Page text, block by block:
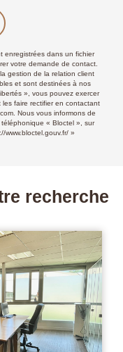
enregistrées dans un fichier
votre demande de contact.
gestion de la relation client
et sont destinées à nos
», vous pouvez exercer
faire rectifier en contactant
Nous vous informons de
« Bloctel », sur
www.bloctel.gouv.fr/ »
recherche